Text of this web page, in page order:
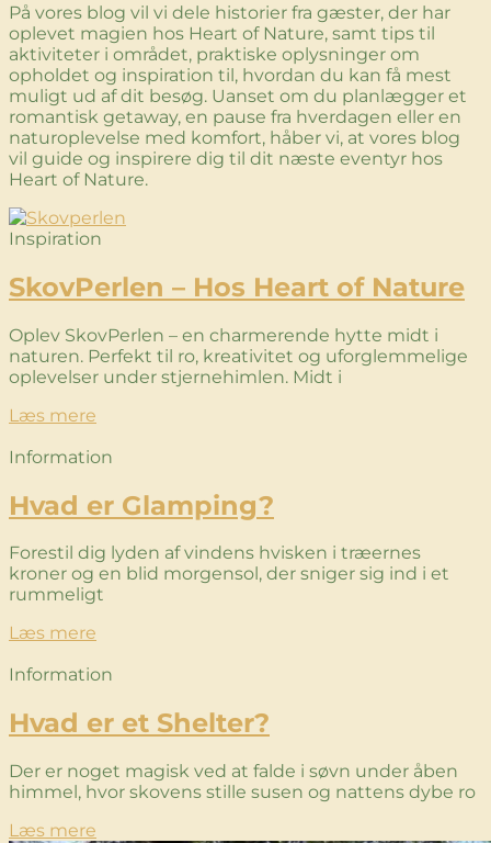
På vores blog vil vi dele historier fra gæster, der har
oplevet magien hos Heart of Nature, samt tips til
aktiviteter i området, praktiske oplysninger om
opholdet og inspiration til, hvordan du kan få mest
muligt ud af dit besøg. Uanset om du planlægger et
romantisk getaway, en pause fra hverdagen eller en
naturoplevelse med komfort, håber vi, at vores blog
vil guide og inspirere dig til dit næste eventyr hos
Heart of Nature.
Inspiration
SkovPerlen – Hos Heart of Nature
Oplev SkovPerlen – en charmerende hytte midt i
naturen. Perfekt til ro, kreativitet og uforglemmelige
oplevelser under stjernehimlen. Midt i
Læs mere
Information
Hvad er Glamping?
Forestil dig lyden af vindens hvisken i træernes
kroner og en blid morgensol, der sniger sig ind i et
rummeligt
Læs mere
Information
Hvad er et Shelter?
Der er noget magisk ved at falde i søvn under åben
himmel, hvor skovens stille susen og nattens dybe ro
Læs mere